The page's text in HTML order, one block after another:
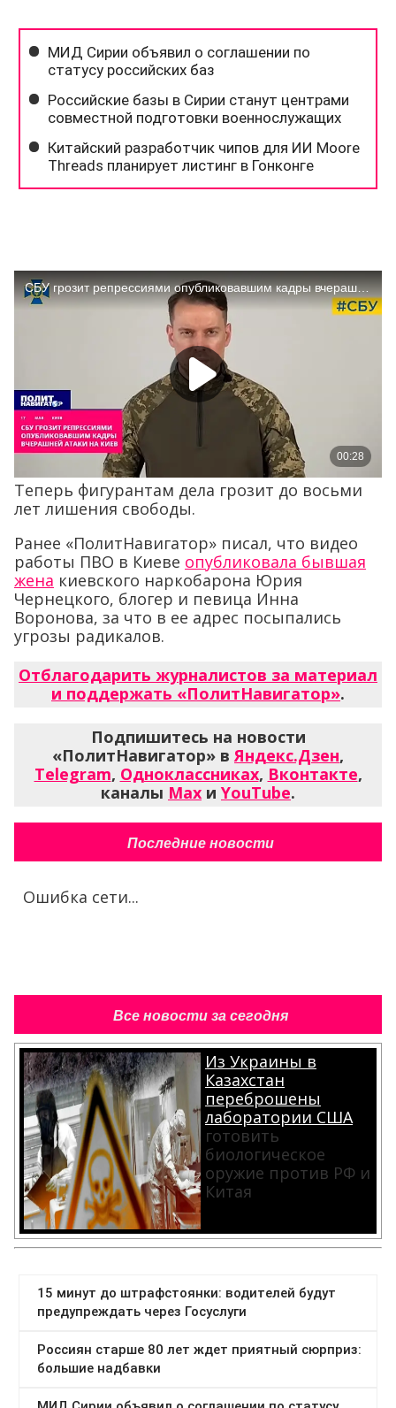
Теперь фигурантам дела грозит до восьми
лет лишения свободы.
Ранее «ПолитНавигатор» писал, что видео
работы ПВО в Киеве опубликовала бывшая
жена киевского наркобарона Юрия
Чернецкого, блогер и певица Инна
Воронова, за что в ее адрес посыпались
угрозы радикалов.
Отблагодарить журналистов за материал
и поддержать «ПолитНавигатор».
Подпишитесь на новости
«ПолитНавигатор» вЯндекс.Дзен,
Telegram, Одноклассниках, Вконтакте,
каналы Max и YouTube.
Последние новости
Ошибка сети...
Все новости за сегодня
Из Украины в
Казахстан
переброшены
лаборатории США
готовить
биологическое
оружие против РФ и
Китая